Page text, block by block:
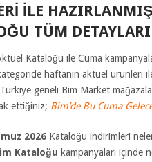
ILE
TÜM
Kataloğu ile Cuma
haftanın aktüel ürünleri
geneli Bim Market
ettiğiniz; Bim’de Bu Cuma
2026Kataloğu indirimleri
Kataloğu kampanyaları içinde